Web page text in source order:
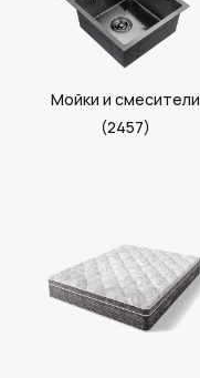
Мойки и смесители
(2457)